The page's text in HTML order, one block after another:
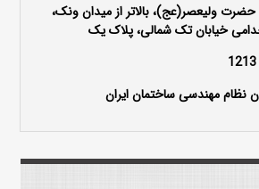
ولیعصر(عج)، بالاتر از میدان ونک،
خیابان تک شمالی، پلاک یک
نظام مهندسی ساختمان ایران